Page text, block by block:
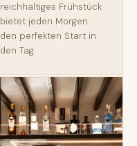
reichhaltiges Frühstück
bietet jeden Morgen
den perfekten Start in
den Tag.